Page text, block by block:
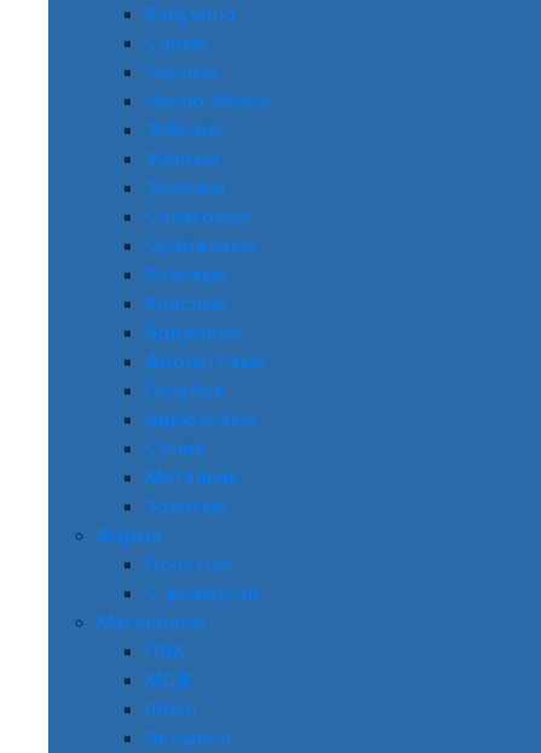
Капучино
Серые
Черные
Черно-белые
Зебрано
Желтые
Зеленые
Салатовые
Оранжевые
Розовые
Красные
Бордовые
Фиолетовые
Голубые
Бирюзовые
Синие
Металлик
Золотые
Форма
Простые
С фрамугой
Материалы
ПВХ
МДФ
Шпон
Экошпон